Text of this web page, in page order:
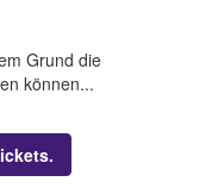
Grund die
können...